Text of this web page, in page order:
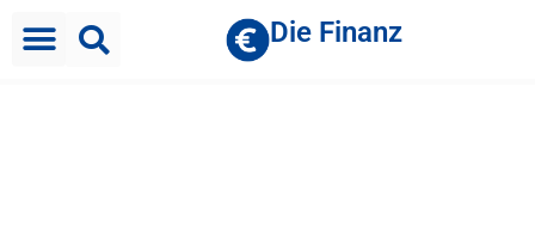
Die Finanz